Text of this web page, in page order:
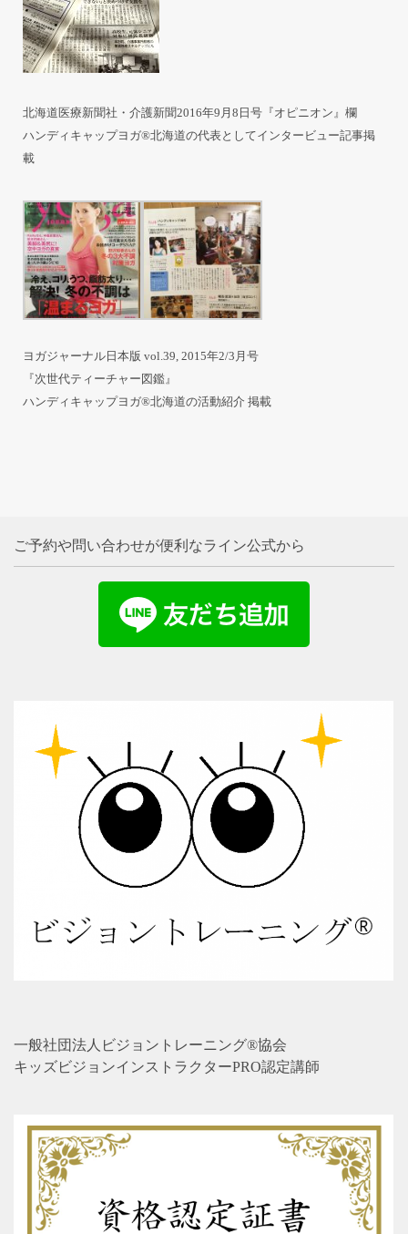
北海道医療新聞社・介護新聞2016年9月8日号『オピニオン』欄
ハンディキャップヨガ®北海道の代表としてインタービュー記事掲
載
ヨガジャーナル日本版 vol.39, 2015年2/3月号
『次世代ティーチャー図鑑』
ハンディキャップヨガ®北海道の活動紹介 掲載
ご予約や問い合わせが便利なライン公式から
一般社団法人ビジョントレーニング®協会
キッズビジョンインストラクターPRO認定講師